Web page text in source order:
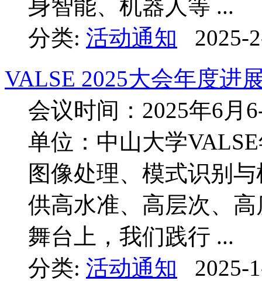
身智能、机器人等 ...
分类: 活动通知
2025-
VALSE 2025大会年度进
会议时间：2025年6月
单位：中山大学
图像处理、模式识别
供高水准、高层次、
舞台上，我们践行 ...
分类: 活动通知
2025-